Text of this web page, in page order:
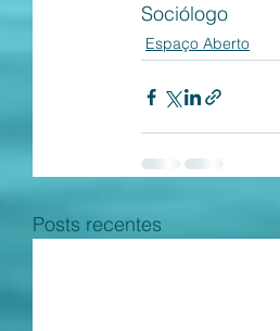
Sociólogo
Espaço Aberto
Posts recentes